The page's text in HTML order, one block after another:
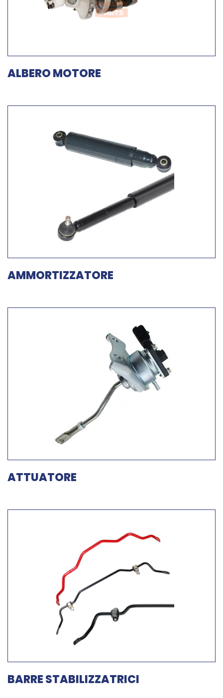
ALBERO MOTORE
AMMORTIZZATORE
ATTUATORE
BARRE STABILIZZATRICI